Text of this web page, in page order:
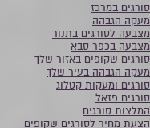
סורגים במרכז
מעקה הגבהה
מצבעה לסורגים בתנור
מצבעה בכפר סבא
סורגים שקופים באזור שלך
מעקה הגבהה בעיר שלך
סורגים ומעקות קטלוג
סורגים פזאל
המלצות סורגים
הצעת מחיר לסורגים שקופים